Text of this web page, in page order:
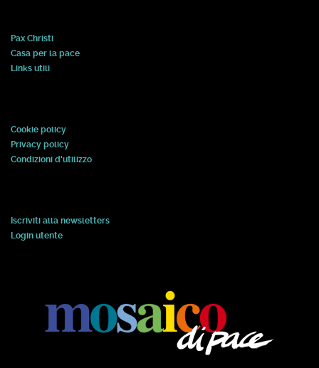
Pax Christi
Casa per la pace
Links utili
Cookie policy
Privacy policy
Condizioni d'utilizzo
Iscriviti alla newsletters
Login utente